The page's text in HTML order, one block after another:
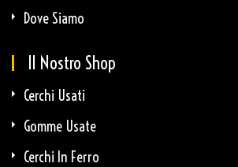
Dove Siamo
Il Nostro Shop
Cerchi Usati
Gomme Usate
Cerchi In Ferro